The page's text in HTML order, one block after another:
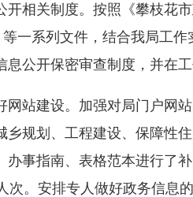
相关制度。按照《攀枝花市
一系列文件，结合我局工
息公开保密审查制度，并在
站建设。加强对局门户网站
乡规划、工程建设、保障性
办事指南、表格范本进行了
次。安排专人做好政务信息